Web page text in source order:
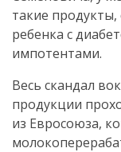
такие
ребенка с
импотентами.
Весь скандал
продукции
из Евросоюза,